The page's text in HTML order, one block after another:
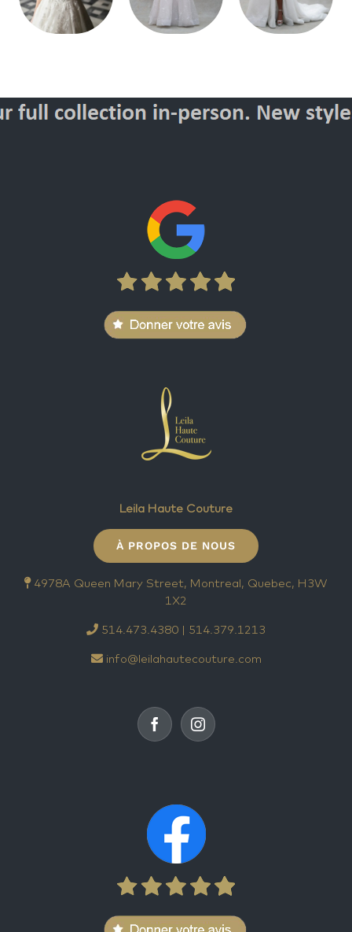
Leila Haute Couture
À PROPOS DE NOUS
4978A Queen Mary Street, Montreal, Quebec, H3W
1X2
514.473.4380 | 514.379.1213
info@leilahautecouture.com